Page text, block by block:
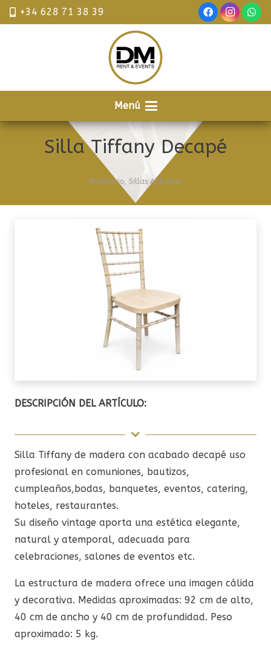
+34 628 71 38 39
Menú
Silla Tiffany Decapé
Mobiliario, Sillas Apilables
DESCRIPCIÓN DEL ARTÍCULO:
Silla Tiffany de madera con acabado decapé uso
profesional en comuniones, bautizos,
cumpleaños,bodas, banquetes, eventos, catering,
hoteles, restaurantes.
Su diseño vintage aporta una estética elegante,
natural y atemporal, adecuada para
celebraciones, salones de eventos etc.
La estructura de madera ofrece una imagen cálida
y decorativa. Medidas aproximadas: 92 cm de alto,
40 cm de ancho y 40 cm de profundidad. Peso
aproximado: 5 kg.